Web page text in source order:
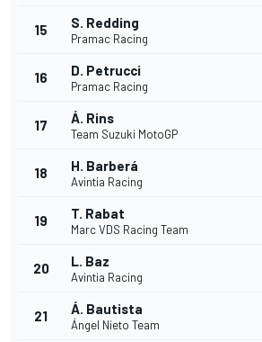
15 S. Redding
Pramac Racing
16 D. Petrucci
Pramac Racing
17 Á. Rins
Team Suzuki MotoGP
18 H. Barberá
Avintia Racing
19 T. Rabat
Marc VDS Racing Team
20 L. Baz
Avintia Racing
21 Á. Bautista
Ángel Nieto Team